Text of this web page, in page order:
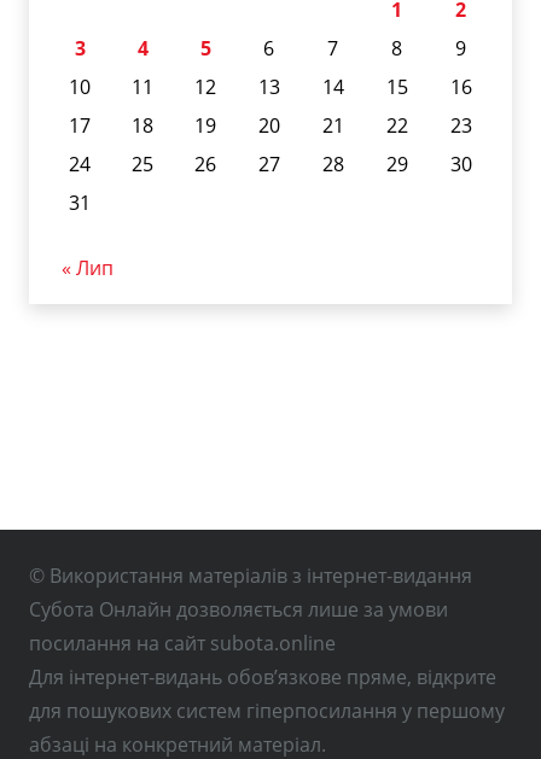
1
2
3
4 5 6 7 8
9
10
11 12 13 14 15
16
17
18 19 20 21 22
23
24
25 26 27 28 29
30
31
« Лип
© Використання матеріалів з інтернет-видання
Субота Онлайн дозволяється лише за умови
посилання на сайт subota.online
Для інтернет-видань обов’язкове пряме, відкрите
для пошукових систем гіперпосилання у першому
абзаці на конкретний матеріал.